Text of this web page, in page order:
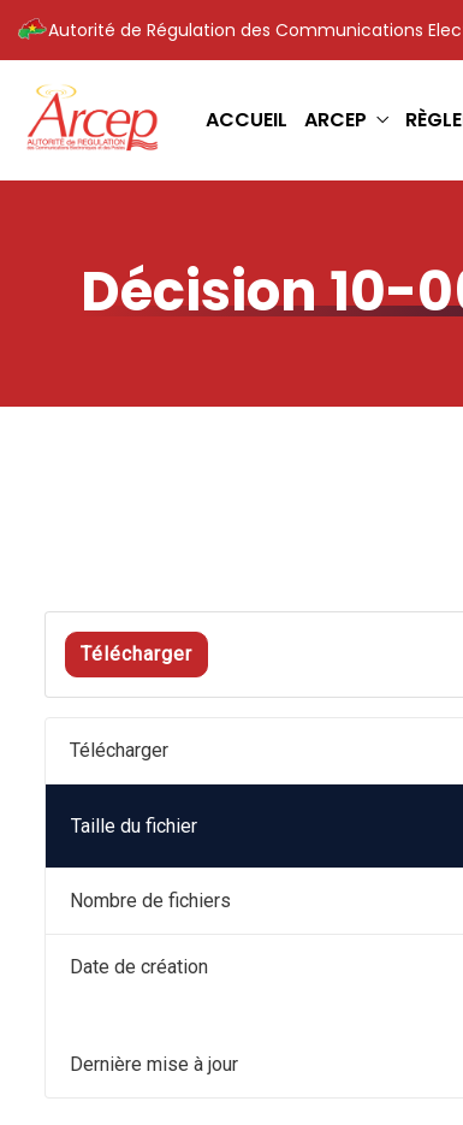
Autorité de Régulation des Communications
ACCUEIL ARCEP
Décision 10-
Télécharger
Télécharger
Taille du fichier
Nombre de fichiers
Date de création
Dernière mise à jour